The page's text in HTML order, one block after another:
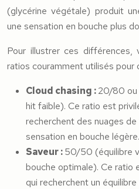
(glycérine végétale) produit
une sensation en bouche plus
Pour illustrer ces différences,
ratios couramment utilisés
Cloud chasing :20/80 ou
hit faible). Ce ratio est
recherchent des nuages
sensation en bouche légère.
Saveur :50/50 (équilibre
bouche optimale). Ce ratio
qui recherchent un